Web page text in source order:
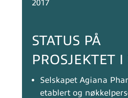
2017
STATUS PÅ
PROSJEKTET
Selskapet Agiana
etablert og